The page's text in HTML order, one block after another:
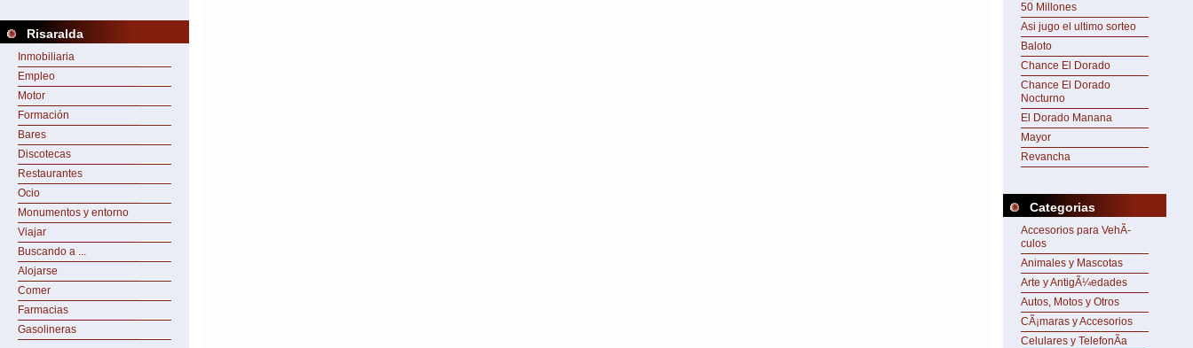
Risaralda
Inmobiliaria
Empleo
Motor
Formación
Bares
Discotecas
Restaurantes
Ocio
Monumentos y entorno
Viajar
Buscando a ...
Alojarse
Comer
Farmacias
Gasolineras
50 Millones
Asi jugo el ultimo sorteo
Baloto
Chance El Dorado
Chance El Dorado
Nocturno
El Dorado Manana
Mayor
Revancha
Categorias
Accesorios para VehÃ­
culos
Animales y Mascotas
Arte y AntigÃ¼edades
Autos, Motos y Otros
CÃ¡maras y Accesorios
Celulares y TelefonÃ­a